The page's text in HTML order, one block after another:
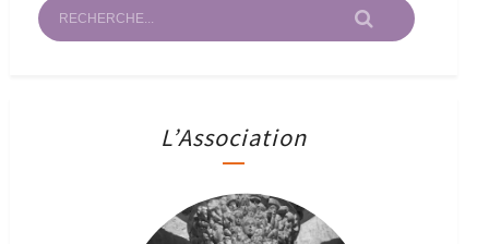
L’Association